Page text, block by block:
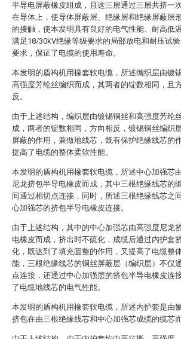
半导电屏蔽橡皮组成，且这三层通过三层共挤一
在导体上，使导体屏蔽层、绝缘层和绝缘屏蔽层
的接触，使本发明具有良好的电气性能、耐高低
满足18/30kV绝缘等级要求的局部放电和耐压试
要求，保证了电缆的使用寿命。
本发明的盾构机用橡套软电缆，所述编织层由镀
高强度芳纶丝编织而成，其两者的锭数相同，且
反。
由于上述结构，编织层由镀锡铜丝和高强度芳纶
成，两者的锭数相同，方向相反，镀锡铜丝编织
屏蔽的作用，兼做地线芯，既有保护绝缘线芯的
提高了电缆的整体柔软性能。
本发明的盾构机用橡套软电缆，所述中心加强芯
尼龙挤包半导电橡皮而成，其中三根绝缘线芯的
间通过相切点连接，同时，所述三根绝缘线芯之
心加强芯的挤包半导电橡皮连接。
由于上述结构，其中的中心加强芯由高强度尼龙
电橡皮而成，挤出时不硫化，成缆后通过内护套
化，既达到了填充圆整的作用，又提高了电缆整
能，三根绝缘线芯的铜丝屏蔽层（编织层）不仅
点连接，还通过中心加强层的挤包半导电橡皮连
了电缆地线芯的电气性能。
本发明的盾构机用橡套软电缆，所述内护套是由
挤包在由三根绝缘线芯和中心加强芯成缆的缆芯而